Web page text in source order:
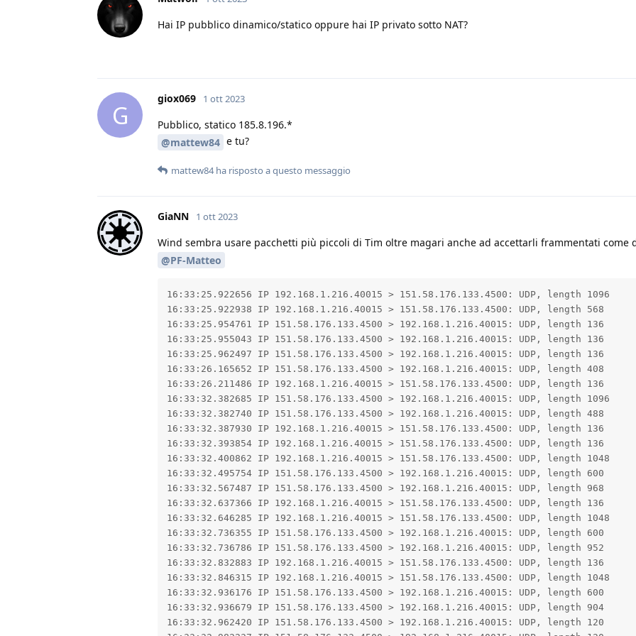
Hai IP pubblico dinamico/statico oppure hai IP privato sotto NAT?
G
giox069 1 ott 2023
Pubblico, statico 185.8.196.*
@mattew84 e tu?
mattew84ha risposto a questo messaggio
GiaNN 1 ott 2023
Wind sembra usare pacchetti più piccoli di Tim oltre magari anche ad accettarli frammentati come
@PF-Matteo
16:33:25.922656 IP 192.168.1.216.40015 > 151.58.176.133.4500: UDP, length 1096
16:33:25.922938 IP 192.168.1.216.40015 > 151.58.176.133.4500: UDP, length 568
16:33:25.954761 IP 151.58.176.133.4500 > 192.168.1.216.40015: UDP, length 136
16:33:25.955043 IP 151.58.176.133.4500 > 192.168.1.216.40015: UDP, length 136
16:33:25.962497 IP 151.58.176.133.4500 > 192.168.1.216.40015: UDP, length 136
16:33:26.165652 IP 151.58.176.133.4500 > 192.168.1.216.40015: UDP, length 408
16:33:26.211486 IP 192.168.1.216.40015 > 151.58.176.133.4500: UDP, length 136
16:33:32.382685 IP 151.58.176.133.4500 > 192.168.1.216.40015: UDP, length 1096
16:33:32.382740 IP 151.58.176.133.4500 > 192.168.1.216.40015: UDP, length 488
16:33:32.387930 IP 192.168.1.216.40015 > 151.58.176.133.4500: UDP, length 136
16:33:32.393854 IP 192.168.1.216.40015 > 151.58.176.133.4500: UDP, length 136
16:33:32.400862 IP 192.168.1.216.40015 > 151.58.176.133.4500: UDP, length 1048
16:33:32.495754 IP 151.58.176.133.4500 > 192.168.1.216.40015: UDP, length 600
16:33:32.567487 IP 151.58.176.133.4500 > 192.168.1.216.40015: UDP, length 968
16:33:32.637366 IP 192.168.1.216.40015 > 151.58.176.133.4500: UDP, length 136
16:33:32.646285 IP 192.168.1.216.40015 > 151.58.176.133.4500: UDP, length 1048
16:33:32.736355 IP 151.58.176.133.4500 > 192.168.1.216.40015: UDP, length 600
16:33:32.736786 IP 151.58.176.133.4500 > 192.168.1.216.40015: UDP, length 952
16:33:32.832883 IP 192.168.1.216.40015 > 151.58.176.133.4500: UDP, length 136
16:33:32.846315 IP 192.168.1.216.40015 > 151.58.176.133.4500: UDP, length 1048
16:33:32.936176 IP 151.58.176.133.4500 > 192.168.1.216.40015: UDP, length 600
16:33:32.936679 IP 151.58.176.133.4500 > 192.168.1.216.40015: UDP, length 904
16:33:32.962420 IP 151.58.176.133.4500 > 192.168.1.216.40015: UDP, length 120